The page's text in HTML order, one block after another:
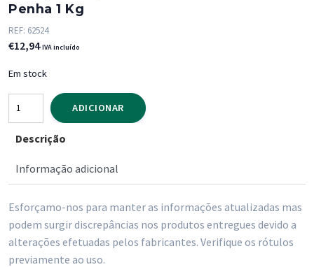
Penha 1 Kg
REF: 62524
€12,94 IVA incluído
Em stock
Quantidade
de
Rebuçados
Chocolate
Penha
ADICIONAR
Descrição
Informação adicional
Esforçamo-nos para manter as informações atualizadas mas
podem surgir discrepâncias nos produtos entregues devido a
alterações efetuadas pelos fabricantes. Verifique os rótulos
previamente ao uso.